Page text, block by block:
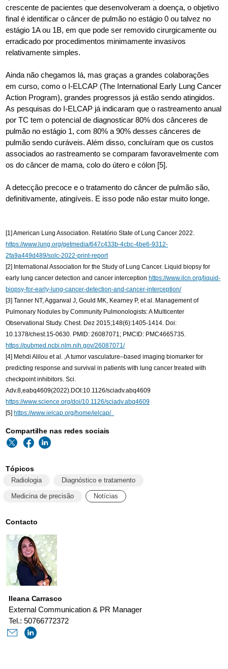
crescente de pacientes que desenvolveram a doença, o objetivo
final é identificar o câncer de pulmão no estágio 0 ou talvez no
estágio 1A ou 1B, em que pode ser removido cirurgicamente ou
erradicado por procedimentos minimamente invasivos
relativamente simples.
Ainda não chegamos lá, mas graças a grandes colaborações
em curso, como o I-ELCAP (The International Early Lung Cancer
Action Program), grandes progressos já estão sendo atingidos.
As pesquisas do I-ELCAP já indicaram que o rastreamento anual
por TC tem o potencial de diagnosticar 80% dos cânceres de
pulmão no estágio 1, com 80% a 90% desses cânceres de
pulmão sendo curáveis. Além disso, concluíram que os custos
associados ao rastreamento se comparam favoravelmente com
os do câncer de mama, colo do útero e cólon [5].
A detecção precoce e o tratamento do câncer de pulmão são,
definitivamente, atingíveis. E isso pode não estar muito longe.
[1] American Lung Association. Relatório State of Lung Cancer 2022.
https://www.lung.org/getmedia/647c433b-4cbc-4be6-9312-
2fa9a449d489/solc-2022-print-report
[2] International Association for the Study of Lung Cancer. Liquid biopsy for
early lung cancer detection and cancer interception https://www.ilcn.org/liquid-
biopsy-for-early-lung-cancer-detection-and-cancer-interception/
[3] Tanner NT, Aggarwal J, Gould MK, Kearney P, et al. Management of
Pulmonary Nodules by Community Pulmonologists: A Multicenter
Observational Study. Chest. Dez 2015;148(6):1405-1414. Doi:
10.1378/chest.15-0630. PMID: 26087071; PMCID: PMC4665735.
https://pubmed.ncbi.nlm.nih.gov/26087071/
[4] Mehdi Alilou et al. ,A tumor vasculature–based imaging biomarker for
predicting response and survival in patients with lung cancer treated with
checkpoint inhibitors. Sci.
Adv.8,eabq4609(2022).DOI:10.1126/sciadv.abq4609
https://www.science.org/doi/10.1126/sciadv.abq4609
[5] https://www.ielcap.org/home/ielcap/
Compartilhe nas redes sociais
Tópicos
Radiologia Diagnóstico e tratamento
Medicina de precisão Notícias
Contacto
Ileana Carrasco
External Communication & PR Manager
Tel.: 50766772372